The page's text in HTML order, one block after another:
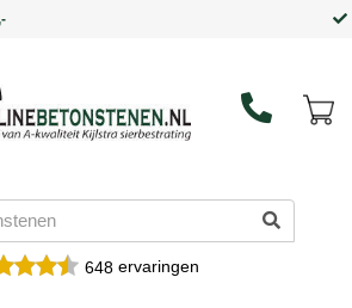
Binnen 5 werkdagen in huis
648ervaringen